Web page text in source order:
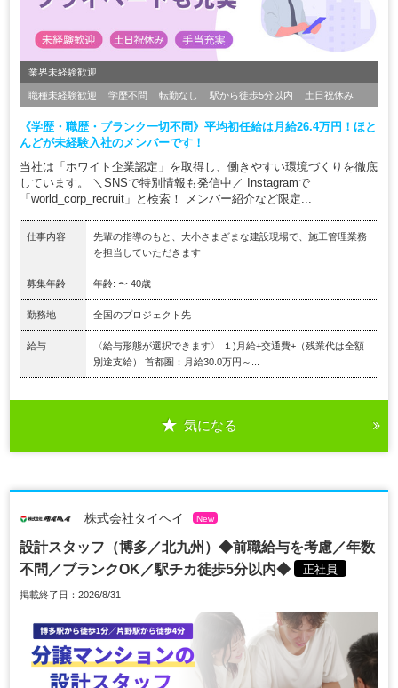
業界未経験歓迎
職種未経験歓迎 学歴不問 転勤なし 駅から徒歩5分以内 土日祝休み
《学歴・職歴・ブランク一切不問》平均初任給は月給26.4万円！ほと
んどが未経験入社のメンバーです！
当社は「ホワイト企業認定」を取得し、働きやすい環境づくりを徹底
しています。 ＼SNSで特別情報も発信中／ Instagramで
「world_corp_recruit」と検索！ メンバー紹介など限定...
仕事内容
先輩の指導のもと、大小さまざまな建設現場で、施工管理業務
を担当していただきます
募集年齢 年齢: 〜 40歳
勤務地 全国のプロジェクト先
給与
〈給与形態が選択できます〉 １)月給+交通費+（残業代は全額
別途支給） 首都圏：月給30.0万円～...
気になる
株式会社タイヘイ New
設計スタッフ（博多／北九州）◆前職給与を考慮／年数
不問／ブランクOK／駅チカ徒歩5分以内◆
正社員
掲載終了日：2026/8/31